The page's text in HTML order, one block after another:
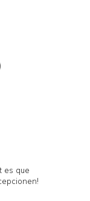
es que